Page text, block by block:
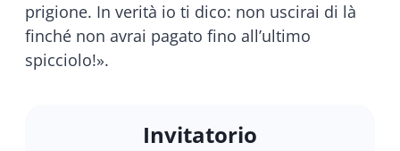
prigione. In verità io ti dico: non uscirai di là
finché non avrai pagato fino all’ultimo
spicciolo!».
Invitatorio